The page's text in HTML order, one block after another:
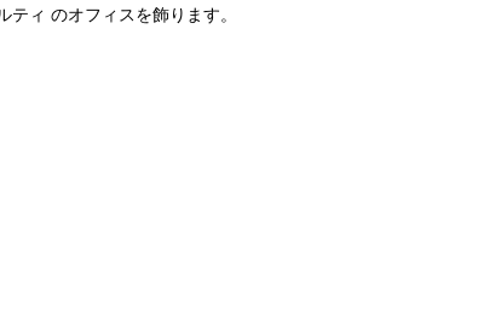
ィ のオフィスを飾ります。